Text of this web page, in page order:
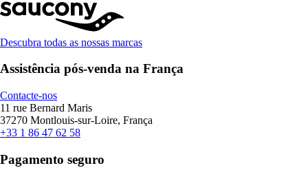
Descubra todas as nossas marcas
Assistência pós-venda na França
Contacte-nos
11 rue Bernard Maris
37270 Montlouis-sur-Loire, França
+33 1 86 47 62 58
Pagamento seguro